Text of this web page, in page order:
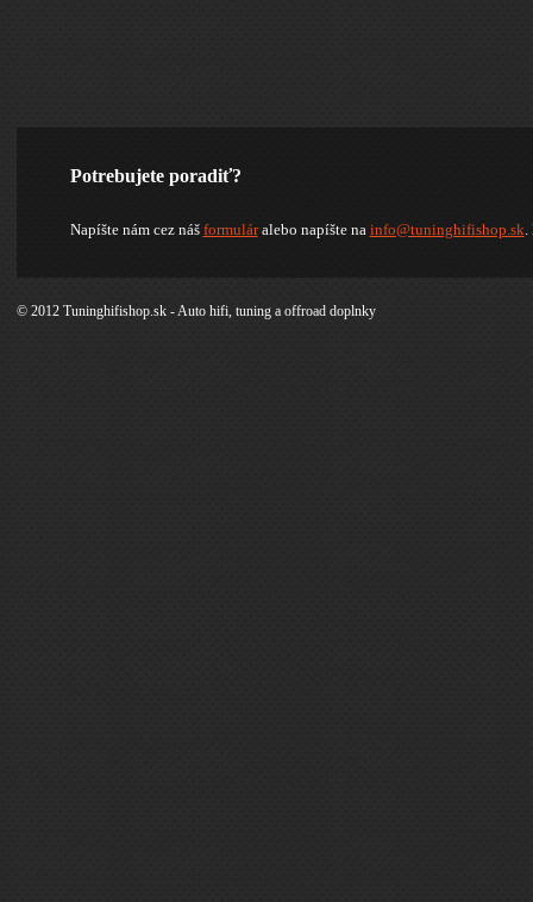
Potrebujete poradiť?
Napíšte nám cez náš formuláralebo napíšte na info@tuninghifishop.sk.
© 2012 Tuninghifishop.sk - Auto hifi, tuning a offroad doplnky